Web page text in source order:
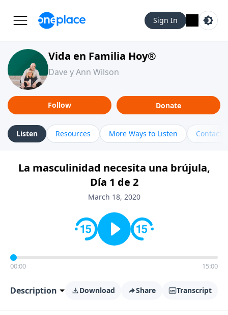
Sign In
Vida en Familia Hoy®
Dave y Ann Wilson
Follow Donate
Listen Resources More Ways to Listen Contact
La masculinidad necesita una brújula,
Día 1 de 2
March 18, 2020
00:00 15:00
Description Download Share Transcript